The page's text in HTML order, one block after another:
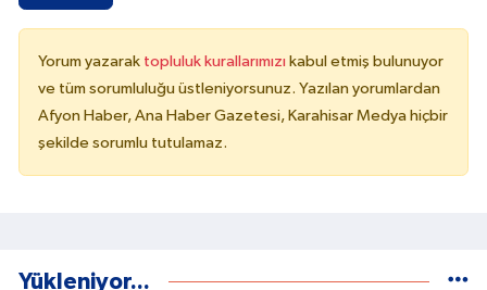
Yorum yazarak topluluk kurallarımızı kabul etmiş bulunuyor
ve tüm sorumluluğu üstleniyorsunuz. Yazılan yorumlardan
Afyon Haber, Ana Haber Gazetesi, Karahisar Medya hiçbir
şekilde sorumlu tutulamaz.
Yükleniyor...